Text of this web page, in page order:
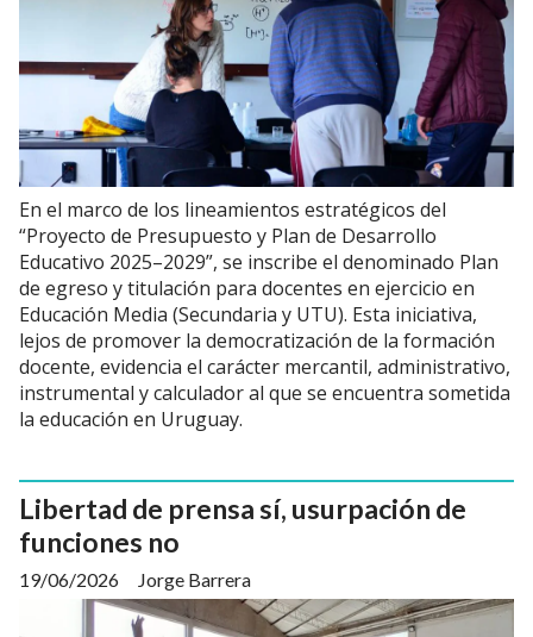
En el marco de los lineamientos estratégicos del
“Proyecto de Presupuesto y Plan de Desarrollo
Educativo 2025–2029”, se inscribe el denominado Plan
de egreso y titulación para docentes en ejercicio en
Educación Media (Secundaria y UTU). Esta iniciativa,
lejos de promover la democratización de la formación
docente, evidencia el carácter mercantil, administrativo,
instrumental y calculador al que se encuentra sometida
la educación en Uruguay.
Libertad de prensa sí, usurpación de
funciones no
Jorge Barrera
19/06/2026